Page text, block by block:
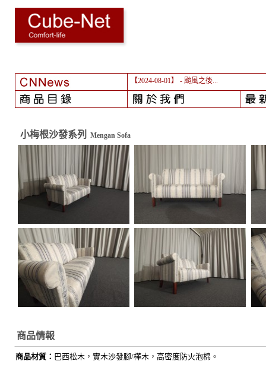
【2024-08-01】 - 颱風之後...
小梅根沙發系列 Mengan Sofa
商品情報
商品材質： 巴西松木，實木沙發腳/樺木，高密度防火泡棉。